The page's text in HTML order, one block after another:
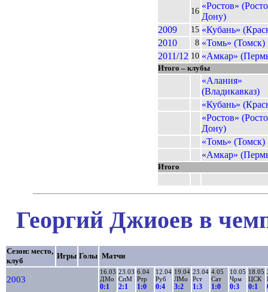
16
«Ростов»
Дону)
2009
15 «Кубань»
2010
8 «Томь» (Томск)
2011/12 10 «Амкар»
Итого – клубы
«Алания»
(Владикавказ)
«Кубань»
«Ростов»
Дону)
«Томь» (Томск)
«Амкар»
Итого
Георгий Джиоев в
Сезон: место,
клуб
Игры Голы Матчи
2003
16.03
ДМо
0:1
23.03
СпМ
2:1
6.04
Ртр
1:0
12.04
Руб
0:4
19.04
ЛМо
3:2
23.04
Рст
1:3
4.05
Сат
1:0
10.05
Чрм
0:3
18.05
ЦСК
0:1